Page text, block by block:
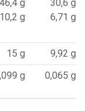
46,4 g
10,2 g
30,6 g
6,71 g
15 g
9,92 g
g 0,065 g